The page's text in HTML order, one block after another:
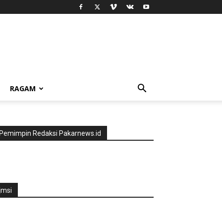
RAGAM
Pemimpin Redaksi Pakarnews.id